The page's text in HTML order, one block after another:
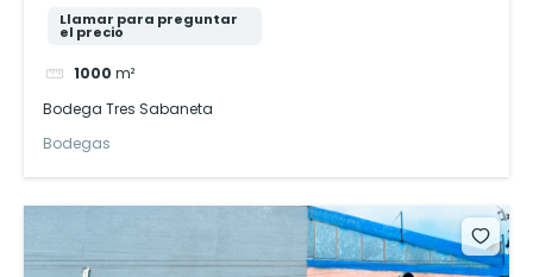
Llamar para preguntar
el precio
1000 m²
Bodega Tres Sabaneta
Bodegas